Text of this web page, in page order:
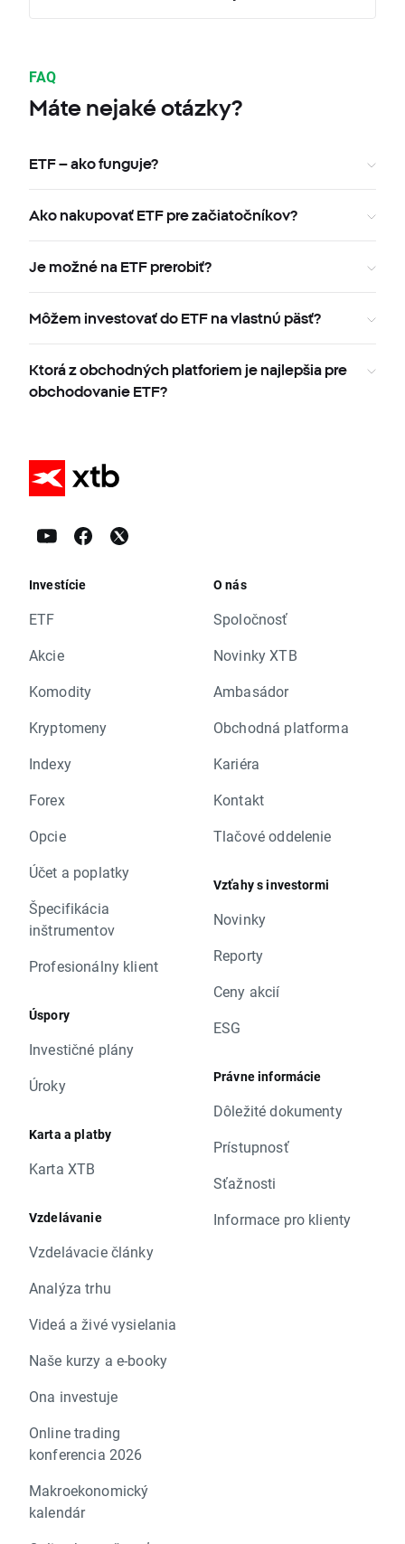
FAQ
Máte nejaké otázky?
ETF – ako funguje?
Ako nakupovať ETF pre začiatočníkov?
Je možné na ETF prerobiť?
Môžem investovať do ETF na vlastnú päsť?
Ktorá z obchodných platforiem je najlepšia pre
obchodovanie ETF?
Investície
ETF
Akcie
Komodity
Kryptomeny
Indexy
Forex
Opcie
Účet a poplatky
Špecifikácia
inštrumentov
Profesionálny klient
Úspory
Investičné plány
Úroky
Karta a platby
Karta XTB
Vzdelávanie
Vzdelávacie články
Analýza trhu
Videá a živé vysielania
Naše kurzy a e-booky
Ona investuje
Online trading
konferencia 2026
Makroekonomický
kalendár
O nás
Spoločnosť
Novinky XTB
Ambasádor
Obchodná platforma
Kariéra
Kontakt
Tlačové oddelenie
Vzťahy s investormi
Novinky
Reporty
Ceny akcií
ESG
Právne informácie
Dôležité dokumenty
Prístupnosť
Sťažnosti
Informace pro klienty